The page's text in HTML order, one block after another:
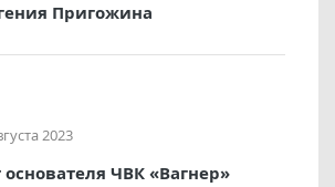
Пригожина
2023
ЧВК «Вагнер»